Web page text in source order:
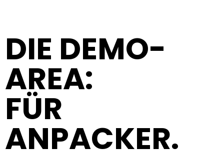
DIE DEMO-
AREA:
FÜR
ANPACKER.